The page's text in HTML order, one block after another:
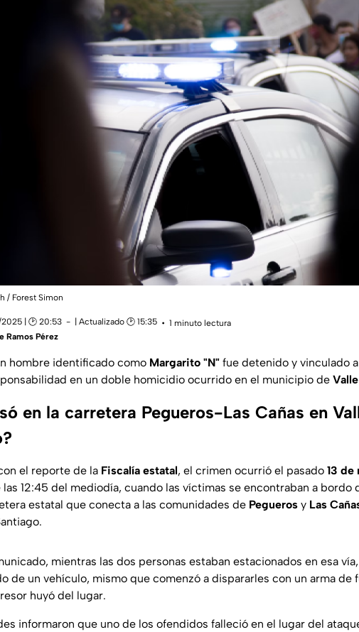
/ Forest Simon
| 🕑 20:53 | Actualizado 🕑 15:35
1 minuto lectura
Ramos Pérez
hombre identificado como Margarito "N" fue detenido y vinculado
en un doble homicidio ocurrido en el municipio de
en la carretera Pegueros-Las Cañas en
el reporte de la Fiscalía estatal, el crimen ocurrió el pasado 13 de
12:45 del mediodía, cuando las víctimas se encontraban a bordo
estatal que conecta a las comunidades de Pegueros y Las
mientras las dos personas estaban estacionados en esa
de un vehículo, mismo que comenzó a dispararles con un arma de
huyó del lugar.
informaron que uno de los ofendidos falleció en el lugar del